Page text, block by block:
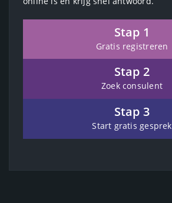
Stap 1
Gratis registreren
Stap 2
Zoek consulent
Stap 3
Start gratis gesprek